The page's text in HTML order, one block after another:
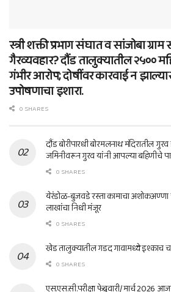
स्त्री शक्ती प्रभाग संघात व सांजोबा
गैरव्यवहार? दौंड तालुक्यातील २५००
गंभीर आरोप; दोषींवर कारवाई न
उपोषणाचा इशारा.
0 SHARES
दौंड बोरीपारधी बोरमलनाथ मंदिरातील
जमिनीवरून गुरव यांनी आपल्या बहिणीचे
0 SHARES
येरंडोळ-बुजवडे रस्ता कामाचा अशोकअण्णा
लाखांचा निधी मंजूर
0 SHARES
खेड तालुक्यातील गडद गावामध्ये इश्काच
0 SHARES
एस.एस.सी.परीक्षा फेब्रुवारी/ मार्च 2026